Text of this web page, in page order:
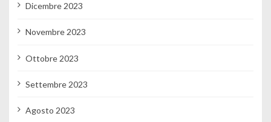
Dicembre 2023
Novembre 2023
Ottobre 2023
Settembre 2023
Agosto 2023